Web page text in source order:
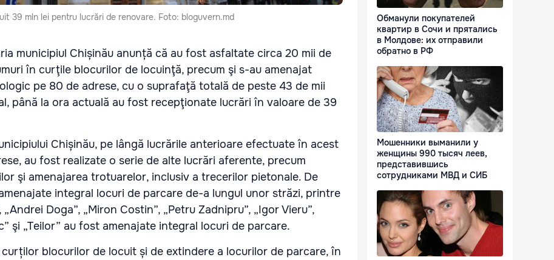
39 mln lei pentru lucrări de renovare. Foto: bloguvern.md
municipiul Chișinău anunță că au fost asfaltate circa 20 mii de
în curţile blocurilor de locuinţă, precum şi s-au amenajat
pe 80 de adrese, cu o suprafaţă totală de peste 43 de mii
până la ora actuală au fost recepţionate lucrări în valoare de 39
Chișinău, pe lângă lucrările anterioare efectuate în acest
au fost realizate o serie de alte lucrări aferente, precum
şi amenajarea trotuarelor, inclusiv a trecerilor pietonale. De
integral locuri de parcare de-a lungul unor străzi, printre
Doga”, „Miron Costin”, „Petru Zadnipru”, „Igor Vieru”,
şi „Teilor” au fost amenajate integral locuri de parcare.
blocurilor de locuit și de extindere a locurilor de parcare, în
Обманули покупателей
квартир в Сочи и прятались
в Молдове: их отправили
обратно в РФ
Мошенники выманили у
женщины 990 тысяч леев,
представившись
сотрудниками МВД и СИБ